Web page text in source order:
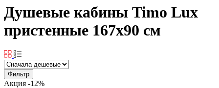
Душевые кабины Timo Lux
пристенные 167x90 см
Фильтр
Акция -12%